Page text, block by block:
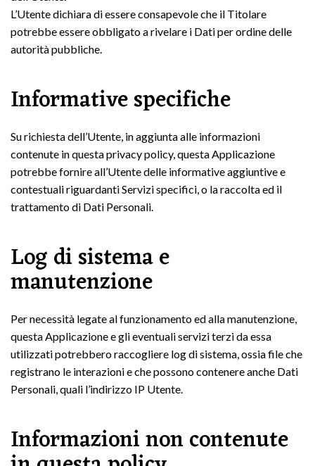
L’Utente dichiara di essere consapevole che il Titolare
potrebbe essere obbligato a rivelare i Dati per ordine delle
autorità pubbliche.
Informative specifiche
Su richiesta dell’Utente, in aggiunta alle informazioni
contenute in questa privacy policy, questa Applicazione
potrebbe fornire all’Utente delle informative aggiuntive e
contestuali riguardanti Servizi specifici, o la raccolta ed il
trattamento di Dati Personali.
Log di sistema e
manutenzione
Per necessità legate al funzionamento ed alla manutenzione,
questa Applicazione e gli eventuali servizi terzi da essa
utilizzati potrebbero raccogliere log di sistema, ossia file che
registrano le interazioni e che possono contenere anche Dati
Personali, quali l’indirizzo IP Utente.
Informazioni non contenute